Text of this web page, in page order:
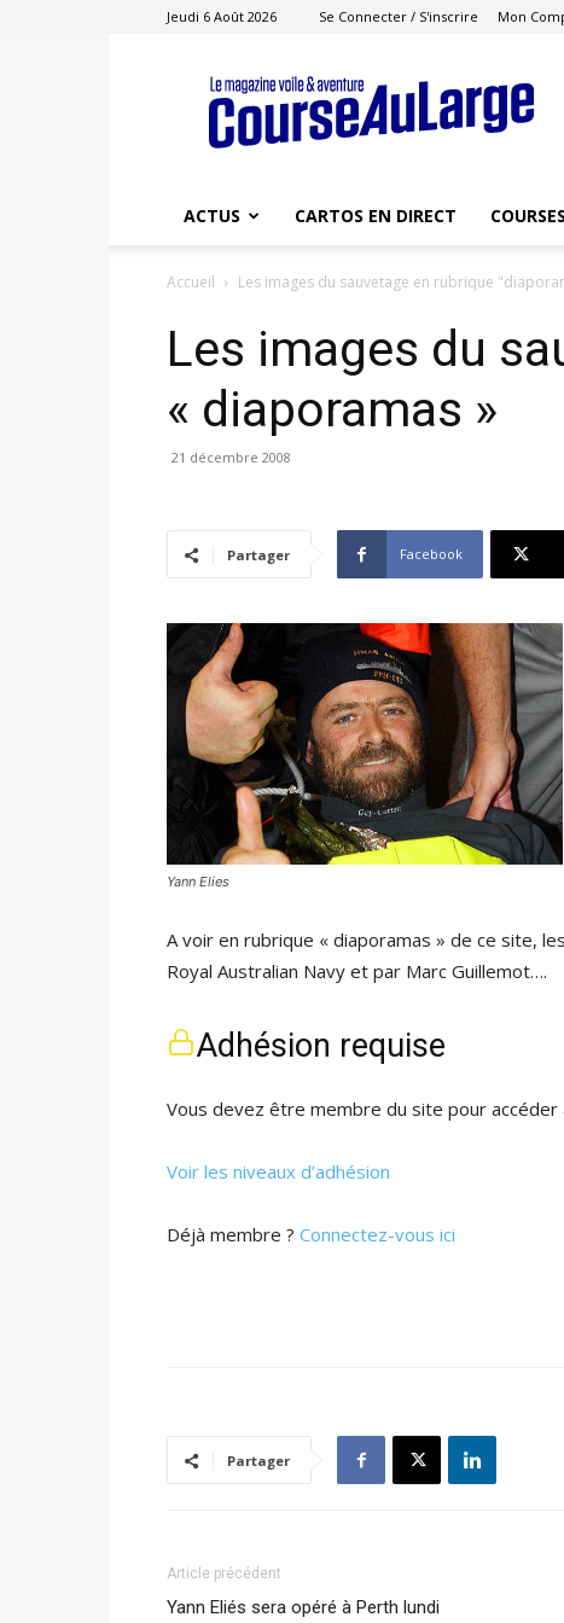
Jeudi 6 Août 2026 Se Connecter / S'inscrire Mon
Course
au
Large
ACTUS CARTOS EN DIRECT COURSES
Accueil Les images du sauvetage en rubrique
Les images du
« diaporamas »
21 décembre 2008
Partager Facebook
Yann Elies
A voir en rubrique « diaporamas » de ce site,
Royal Australian Navy et par Marc Guillemot….
Adhésion requise
Vous devez être membre du site pour accéder
Voir les niveaux d’adhésion
Déjà membre ? Connectez-vous ici
Partager
Article précédent
Yann Eliés sera opéré à Perth lundi